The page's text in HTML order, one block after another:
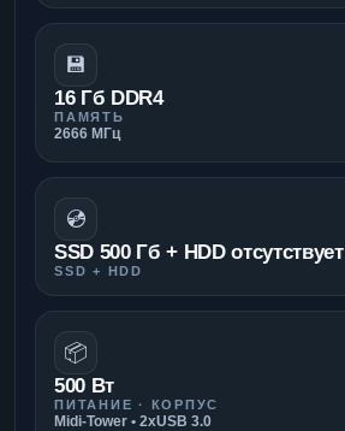
💾
16 Гб DDR4
ПАМЯТЬ
2666 МГц
💿
SSD 500 Гб + HDD отсутствует
SSD + HDD
📦
500 Вт
ПИТАНИЕ · КОРПУС
Midi-Tower • 2xUSB 3.0